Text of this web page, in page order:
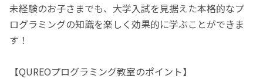
未経験のお子さまでも、大学入試を見据えた本格的なプ
ログラミングの知識を楽しく効果的に学ぶことができま
す！
【QUREOプログラミング教室のポイント】